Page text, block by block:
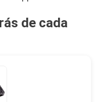
de cada